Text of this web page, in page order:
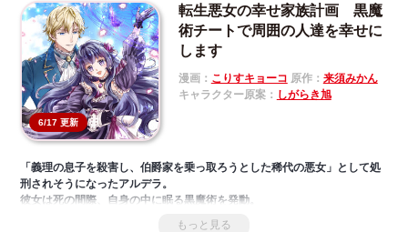
6/17 更新
転生悪女の幸せ家族計画 黒魔
術チートで周囲の人達を幸せに
します
漫画： こりすキョーコ 原作： 来須みかん
キャラクター原案： しがらき旭
「義理の息子を殺害し、伯爵家を乗っ取ろうとした稀代の悪女」として処
刑されそうになったアルデラ。
彼女は死の間際、自身の中に眠る黒魔術を発動。
アルデラを陥れた真犯人を探すため、夫のクリスを黒魔術で操ろうとする
もっと見る